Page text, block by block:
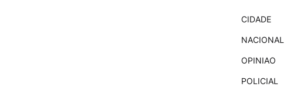
CIDADE
NACIONAL
OPINIAO
POLICIAL